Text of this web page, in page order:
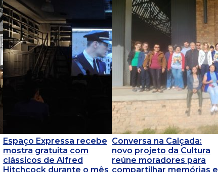
Espaço Expressa recebe
mostra gratuita com
clássicos de Alfred
Hitchcock durante o mês
Conversa na Calçada:
novo projeto da Cultura
reúne moradores para
compartilhar memórias e